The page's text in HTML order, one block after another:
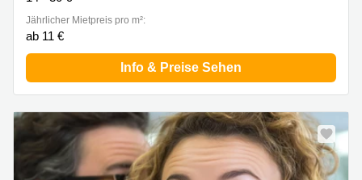
Jährlicher Mietpreis pro m²:
ab 11 €
Info & Preise Sehen